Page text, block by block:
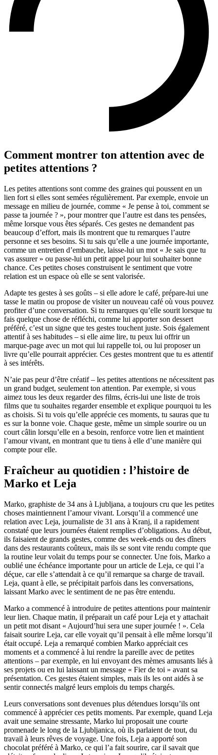
Comment montrer ton attention avec de
petites attentions ?
Les petites attentions sont comme des graines qui poussent en un
lien fort si elles sont semées régulièrement. Par exemple, envoie un
message en milieu de journée, comme « Je pense à toi, comment se
passe ta journée ? », pour montrer que l’autre est dans tes pensées,
même lorsque vous êtes séparés. Ces gestes ne demandent pas
beaucoup d’effort, mais ils montrent que tu remarques l’autre
personne et ses besoins. Si tu sais qu’elle a une journée importante,
comme un entretien d’embauche, laisse-lui un mot « Je sais que tu
vas assurer » ou passe-lui un petit appel pour lui souhaiter bonne
chance. Ces petites choses construisent le sentiment que votre
relation est un espace où elle se sent valorisée.
Adapte tes gestes à ses goûts – si elle adore le café, prépare-lui une
tasse le matin ou propose de visiter un nouveau café où vous pouvez
profiter d’une conversation. Si tu remarques qu’elle sourit lorsque tu
fais quelque chose de réfléchi, comme lui apporter son dessert
préféré, c’est un signe que tes gestes touchent juste. Sois également
attentif à ses habitudes – si elle aime lire, tu peux lui offrir un
marque-page avec un mot qui lui rappelle toi, ou lui proposer un
livre qu’elle pourrait apprécier. Ces gestes montrent que tu es attentif
à ses intérêts.
N’aie pas peur d’être créatif – les petites attentions ne nécessitent pas
un grand budget, seulement ton attention. Par exemple, si vous
aimez tous les deux regarder des films, écris-lui une liste de trois
films que tu souhaites regarder ensemble et explique pourquoi tu les
as choisis. Si tu vois qu’elle apprécie ces moments, tu sauras que tu
es sur la bonne voie. Chaque geste, même un simple sourire ou un
court câlin lorsqu’elle en a besoin, renforce votre lien et maintient
l’amour vivant, en montrant que tu tiens à elle d’une manière qui
compte pour elle.
Fraîcheur au quotidien : l’histoire de
Marko et Leja
Marko, graphiste de 34 ans à Ljubljana, a toujours cru que les petites
choses maintiennent l’amour vivant. Lorsqu’il a commencé une
relation avec Leja, journaliste de 31 ans à Kranj, il a rapidement
constaté que leurs journées étaient remplies d’obligations. Au début,
ils faisaient de grands gestes, comme des week-ends ou des dîners
dans des restaurants coûteux, mais ils se sont vite rendu compte que
la routine leur volait du temps pour se connecter. Une fois, Marko a
oublié une échéance importante pour un article de Leja, ce qui l’a
déçue, car elle s’attendait à ce qu’il remarque sa charge de travail.
Leja, quant à elle, se précipitait parfois dans les conversations,
laissant Marko avec le sentiment de ne pas être entendu.
Marko a commencé à introduire de petites attentions pour maintenir
leur lien. Chaque matin, il préparait un café pour Leja et y attachait
un petit mot disant « Aujourd’hui sera une super journée ! ». Cela
faisait sourire Leja, car elle voyait qu’il pensait à elle même lorsqu’il
était occupé. Leja a remarqué combien Marko appréciait ces
moments et a commencé à lui rendre la pareille avec de petites
attentions – par exemple, en lui envoyant des mèmes amusants liés à
ses projets ou en lui laissant un message « Fier de toi » avant sa
présentation. Ces gestes étaient simples, mais ils les ont aidés à se
sentir connectés malgré leurs emplois du temps chargés.
Leurs conversations sont devenues plus détendues lorsqu’ils ont
commencé à apprécier ces petits moments. Par exemple, quand Leja
avait une semaine stressante, Marko lui proposait une courte
promenade le long de la Ljubljanica, où ils parlaient de tout, du
travail à leurs rêves de voyage. Une fois, Leja a apporté son
chocolat préféré à Marko, ce qui l’a fait sourire, car il savait que